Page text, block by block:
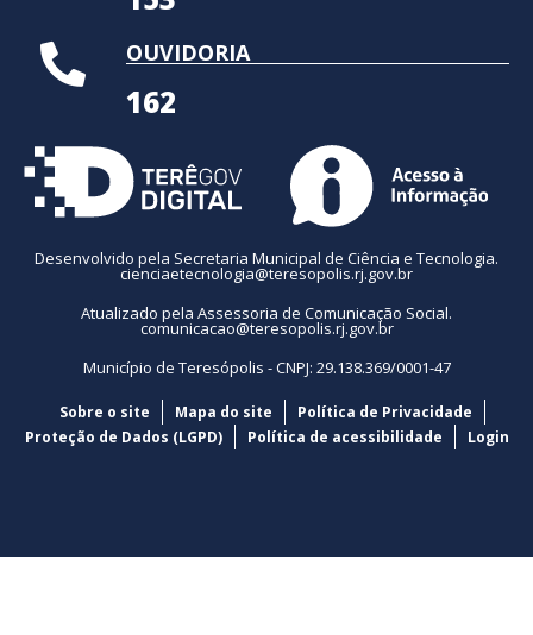
OUVIDORIA
162
Desenvolvido pela Secretaria Municipal de Ciência e Tecnologia.
cienciaetecnologia@teresopolis.rj.gov.br
Atualizado pela Assessoria de Comunicação Social.
comunicacao@teresopolis.rj.gov.br
Município de Teresópolis - CNPJ: 29.138.369/0001-47
Sobre o site Mapa do site
Política de Privacidade
Proteção de Dados (LGPD)
Política de acessibilidade Login